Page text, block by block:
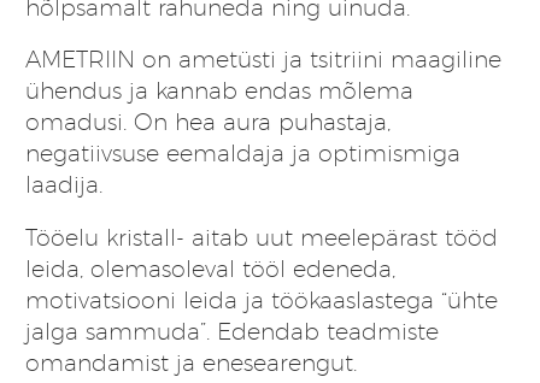
hõlpsamalt rahuneda ning uinuda.
AMETRIIN on ametüsti ja tsitriini maagiline
ühendus ja kannab endas mõlema
omadusi. On hea aura puhastaja,
negatiivsuse eemaldaja ja optimismiga
laadija.
Tööelu kristall- aitab uut meelepärast tööd
leida, olemasoleval tööl edeneda,
motivatsiooni leida ja töökaaslastega “ühte
jalga sammuda”. Edendab teadmiste
omandamist ja enesearengut.